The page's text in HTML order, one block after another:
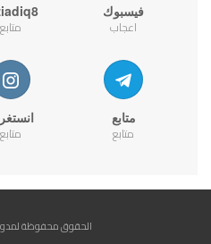
فيسبوك
اعجاب متابع
متابع
متابع متابع
الحقوق محفوظة لمدونة